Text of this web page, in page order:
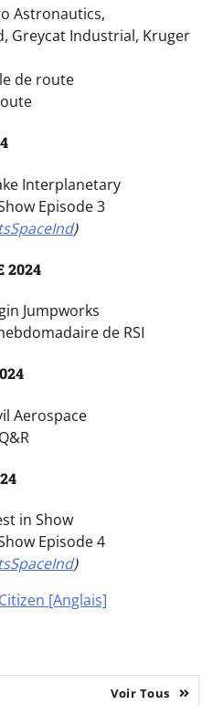
Astronautics,
Greycat Industrial, Kruger
de route
Interplanetary
Episode 3
)
2024
Jumpworks
de RSI
Aerospace
in Show
Episode 4
)
[Anglais]
Voir Tous